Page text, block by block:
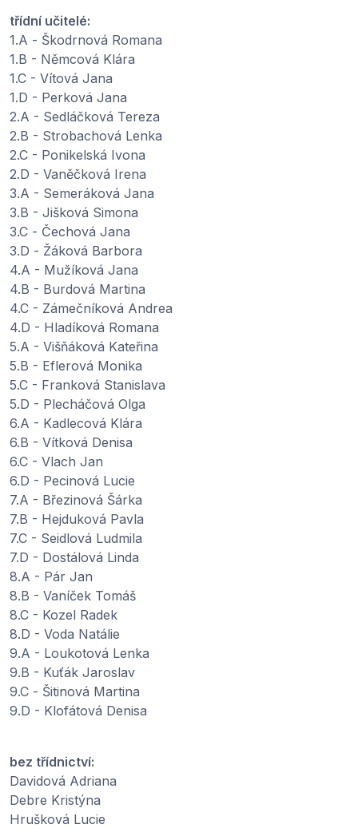
třídní učitelé:
1.A - Škodrnová Romana
1.B - Němcová Klára
1.C - Vítová Jana
1.D - Perková Jana
2.A - Sedláčková Tereza
2.B - Strobachová Lenka
2.C - Ponikelská Ivona
2.D - Vaněčková Irena
3.A - Semeráková Jana
3.B - Jišková Simona
3.C - Čechová Jana
3.D - Žáková Barbora
4.A - Mužíková Jana
4.B - Burdová Martina
4.C - Zámečníková Andrea
4.D - Hladíková Romana
5.A - Višňáková Kateřina
5.B - Eflerová Monika
5.C - Franková Stanislava
5.D - Plecháčová Olga
6.A - Kadlecová Klára
6.B - Vítková Denisa
6.C - Vlach Jan
6.D - Pecinová Lucie
7.A - Březinová Šárka
7.B - Hejduková Pavla
7.C - Seidlová Ludmila
7.D - Dostálová Linda
8.A - Pár Jan
8.B - Vaníček Tomáš
8.C - Kozel Radek
8.D - Voda Natálie
9.A - Loukotová Lenka
9.B - Kuťák Jaroslav
9.C - Šitinová Martina
9.D - Klofátová Denisa
bez třídnictví:
Davidová Adriana
Debre Kristýna
Hrušková Lucie